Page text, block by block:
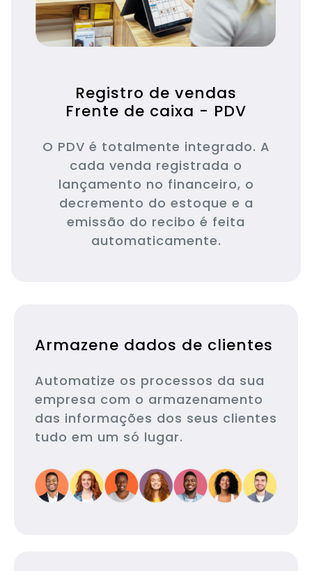
Registro de vendas
Frente de caixa - PDV
O PDV é totalmente integrado. A
cada venda registrada o
lançamento no financeiro, o
decremento do estoque e a
emissão do recibo é feita
automaticamente.
Armazene dados de clientes
Automatize os processos da sua
empresa com o armazenamento
das informações dos seus clientes
tudo em um só lugar.